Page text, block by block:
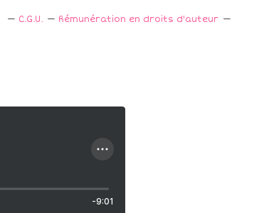
C.G.U.
Rémunération en droits d'auteur
-9:01